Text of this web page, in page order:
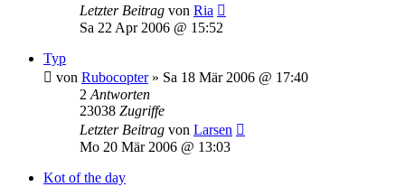
Letzter Beitrag von Ria
Sa 22 Apr 2006 @ 15:52
Typ
von Rubocopter» Sa 18 Mär 2006 @ 17:40
2 Antworten
23038 Zugriffe
Letzter Beitrag von Larsen
Mo 20 Mär 2006 @ 13:03
Kot of the day